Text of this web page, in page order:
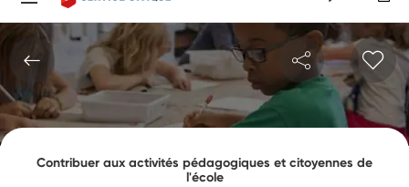
Contribuer aux activités pédagogiques et citoyennes de
l'école